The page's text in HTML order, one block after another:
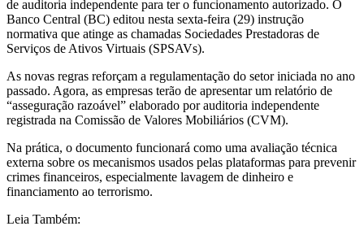
de auditoria independente para ter o funcionamento autorizado. O
Banco Central (BC) editou nesta sexta-feira (29) instrução
normativa que atinge as chamadas Sociedades Prestadoras de
Serviços de Ativos Virtuais (SPSAVs).
As novas regras reforçam a regulamentação do setor iniciada no ano
passado. Agora, as empresas terão de apresentar um relatório de
“asseguração razoável” elaborado por auditoria independente
registrada na Comissão de Valores Mobiliários (CVM).
Na prática, o documento funcionará como uma avaliação técnica
externa sobre os mecanismos usados pelas plataformas para prevenir
crimes financeiros, especialmente lavagem de dinheiro e
financiamento ao terrorismo.
Leia Também: